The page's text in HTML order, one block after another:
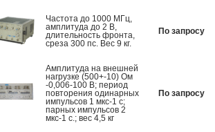
Частота до 1000 МГц,
амплитуда до 2 В,
длительность фронта,
среза 300 пс. Вес 9 кг.
По запросу
Амплитуда на внешней
нагрузке (500+-10) Ом
-0,006-100 В; период
повторения одинарных
импульсов 1 мкс-1 с;
парных импульсов 2
мкс-1 с.; вес 4,5 кг
По запросу